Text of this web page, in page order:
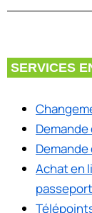
SERVICES
Demande
Achat en
passeport